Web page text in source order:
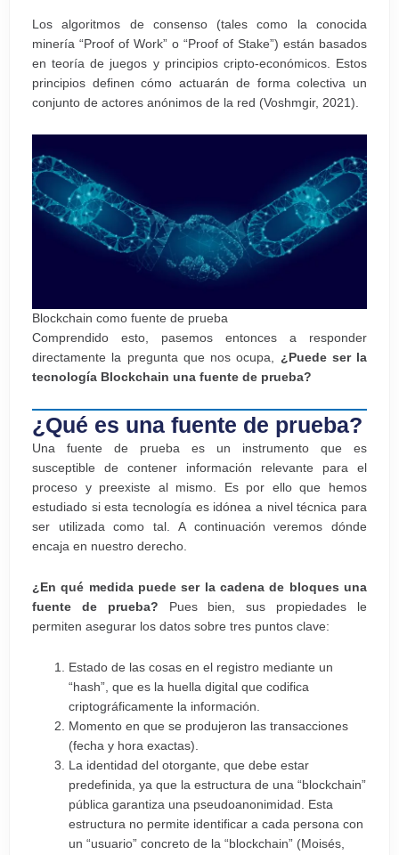
Los algoritmos de consenso (tales como la conocida
minería “Proof of Work” o “Proof of Stake”) están basados
en teoría de juegos y principios cripto-económicos. Estos
principios definen cómo actuarán de forma colectiva un
conjunto de actores anónimos de la red (Voshmgir, 2021).
Blockchain como fuente de prueba
Comprendido esto, pasemos entonces a responder
directamente la pregunta que nos ocupa, ¿Puede ser la
tecnología Blockchain una fuente de prueba?
¿Qué es una fuente de prueba?
Una fuente de prueba es un instrumento que es
susceptible de contener información relevante para el
proceso y preexiste al mismo. Es por ello que hemos
estudiado si esta tecnología es idónea a nivel técnica para
ser utilizada como tal. A continuación veremos dónde
encaja en nuestro derecho.
¿En qué medida puede ser la cadena de bloques una
fuente de prueba?
Pues bien, sus propiedades le
permiten asegurar los datos sobre tres puntos clave:
Estado de las cosas en el registro mediante un
“hash”, que es la huella digital que codifica
criptográficamente la información.
Momento en que se produjeron las transacciones
(fecha y hora exactas).
La identidad del otorgante, que debe estar
predefinida, ya que la estructura de una “blockchain”
pública garantiza una pseudoanonimidad. Esta
estructura no permite identificar a cada persona con
un “usuario” concreto de la “blockchain” (Moisés,